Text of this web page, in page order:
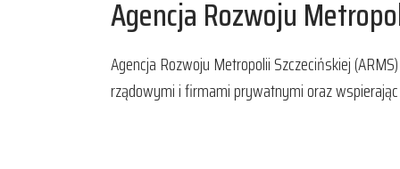
Agencja Rozwoju
Agencja Rozwoju Metropolii Szczecińskiej
rządowymi i firmami prywatnymi oraz